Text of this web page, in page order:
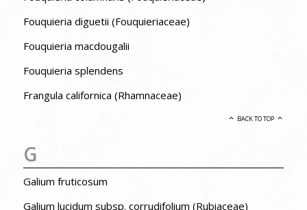
Fouquieria diguetii (Fouquieriaceae)
Fouquieria macdougalii
Fouquieria splendens
Frangula californica (Rhamnaceae)
BACK TO TOP
G
Galium fruticosum
Galium lucidum subsp. corrudifolium (Rubiaceae)